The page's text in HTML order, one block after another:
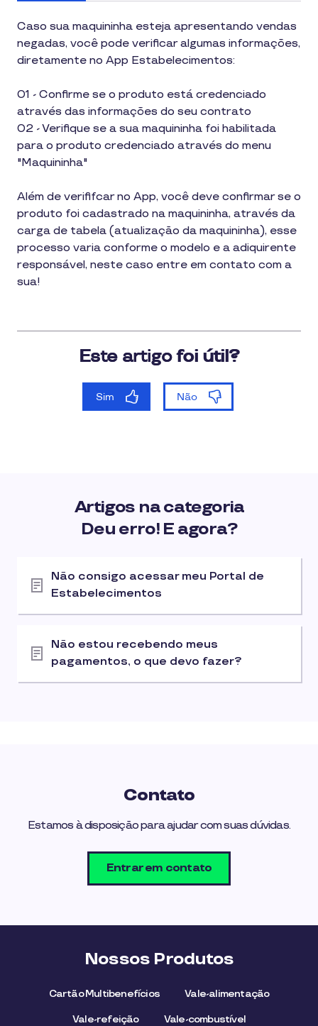
1
de
leitura
Caso sua maquininha esteja apresentando vendas
negadas, você pode verificar algumas informações,
diretamente no App Estabelecimentos:
01 - Confirme se o produto está credenciado
através das informações do seu contrato
02 - Verifique se a sua maquininha foi habilitada
para o produto credenciado através do menu
"Maquininha"
Além de verififcar no App, você deve confirmar se o
produto foi cadastrado na maquininha, através da
carga de tabela (atualização da maquininha), esse
processo varia conforme o modelo e a adiquirente
responsável, neste caso entre em contato com a
sua!
Artigos na categoria
Deu erro! E agora?
Não consigo acessar meu Portal de
Estabelecimentos
Não estou recebendo meus
pagamentos, o que devo fazer?
Contato
Estamos à disposição para ajudar com suas dúvidas.
Entrar em contato
Nossos Produtos
Cartão Multibenefícios Vale-alimentação
Vale-refeição Vale-combustível